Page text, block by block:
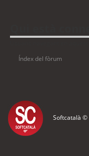
Índex del fòrum
Softcatalà ©